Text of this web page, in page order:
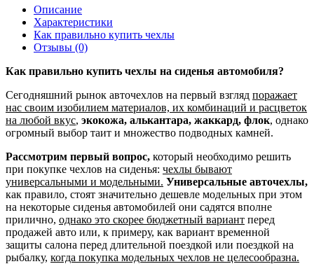
Описание
Характеристики
Как правильно купить чехлы
Отзывы (0)
Как правильно купить чехлы на сиденья автомобиля?
Сегодняшний рынок авточехлов на первый взгляд поражает
нас своим изобилием материалов, их комбинаций и расцветок
на любой вкус, экокожа, алькантара, жаккард, флок, однако
огромный выбор таит и множество подводных камней.
Рассмотрим первый вопрос, который необходимо решить
при покупке чехлов на сиденья: чехлы бывают
универсальными и модельными. Универсальные авточехлы,
как правило, стоят значительно дешевле модельных при этом
на некоторые сиденья автомобилей они садятся вполне
прилично, однако это скорее бюджетный вариант перед
продажей авто или, к примеру, как вариант временной
защиты салона перед длительной поездкой или поездкой на
рыбалку, когда покупка модельных чехлов не целесообразна.